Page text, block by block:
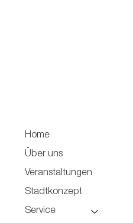
Home
Über uns
Veranstaltungen
Stadtkonzept
Service